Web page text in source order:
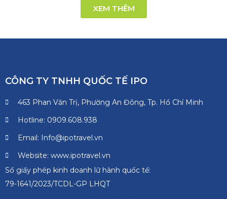
XEM THÊM
CÔNG TY TNHH QUỐC TẾ IPO
463 Phan Văn Trị, Phường An Đông, Tp. Hồ Chí Minh
Hotline: 0909.608.938
Email: Info@ipotravel.vn
Website: www.ipotravel.vn
Số giấy phép kinh doanh lữ hành quốc tế:
79-1641/2023/TCDL-GP LHQT